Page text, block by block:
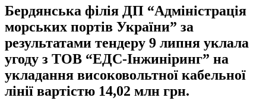
Бердянська філія ДП “Адміністрація
морських портів України” за
результатами тендеру 9 липня уклала
угоду з ТОВ “ЕДС-Інжиніринг” на
укладання високовольтної кабельної
лінії вартістю 14,02 млн грн.